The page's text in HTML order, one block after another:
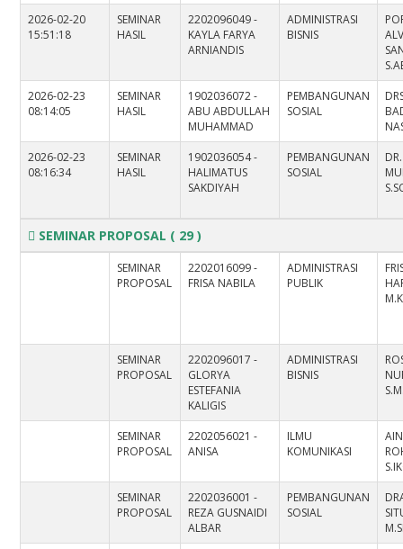
2026-02-20
15:51:18
SEMINAR
HASIL
2202096049 -
KAYLA FARYA
ARNIANDIS
ADMINISTRASI
BISNIS
2026-02-23
08:14:05
SEMINAR
HASIL
1902036072 -
ABU ABDULLAH
MUHAMMAD
PEMBANGUNAN
SOSIAL
2026-02-23
08:16:34
SEMINAR
HASIL
1902036054 -
HALIMATUS
SAKDIYAH
PEMBANGUNAN
SOSIAL
SEMINAR PROPOSAL ( 29 )
SEMINAR
PROPOSAL
2202016099 -
FRISA NABILA
ADMINISTRASI
PUBLIK
SEMINAR
PROPOSAL
2202096017 -
GLORYA
ESTEFANIA
KALIGIS
ADMINISTRASI
BISNIS
SEMINAR
PROPOSAL
2202056021 -
ANISA
ILMU
KOMUNIKASI
SEMINAR
PROPOSAL
2202036001 -
REZA GUSNAIDI
ALBAR
PEMBANGUNAN
SOSIAL